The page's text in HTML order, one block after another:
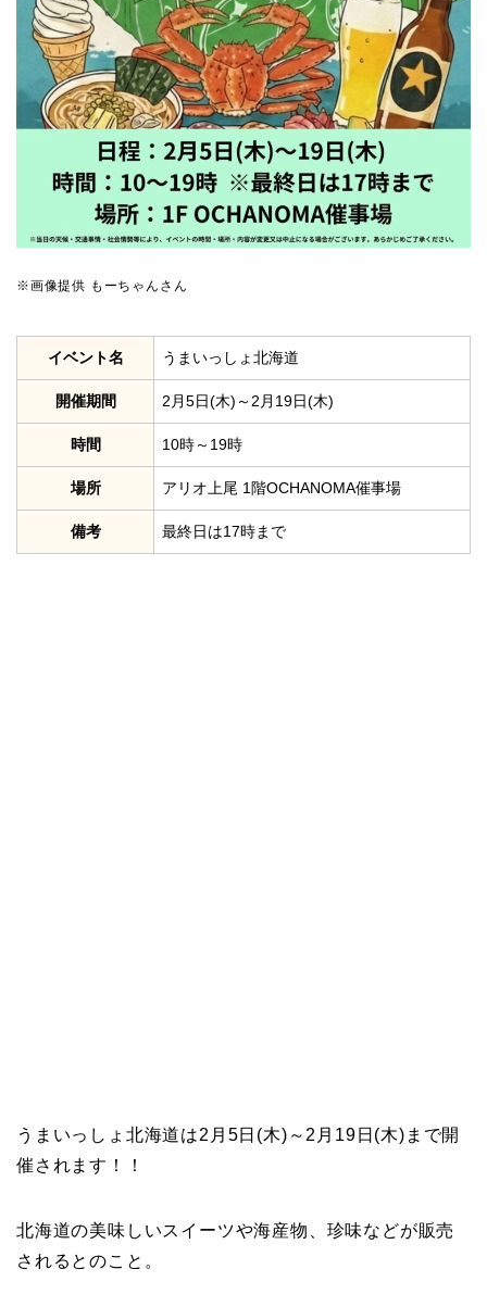
※画像提供 もーちゃんさん
イベント名 うまいっしょ北海道
開催期間 2月5日(木)～2月19日(木)
時間 10時～19時
場所 アリオ上尾 1階OCHANOMA催事場
備考 最終日は17時まで
うまいっしょ北海道は2月5日(木)～2月19日(木)まで開
催されます！！
北海道の美味しいスイーツや海産物、珍味などが販売
されるとのこと。